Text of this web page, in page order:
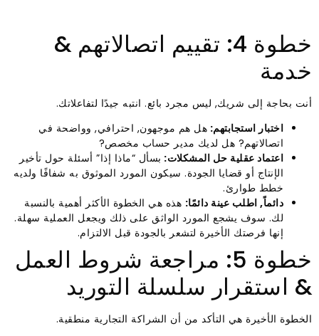
خطوة 4: تقييم اتصالاتهم &
خدمة
أنت بحاجة إلى شريك, ليس مجرد بائع. انتبه جيدًا لتفاعلاتك.
اختبار استجابتهم: هل هم موجهون, احترافي, وواضحة في
اتصالاتهم? هل لديك مدير حساب مخصص?
اعتماد عقلية حل المشكلات: بسأل “ماذا إذا” أسئلة حول تأخير
الإنتاج أو قضايا الجودة. سيكون المورد الموثوق به شفافًا ولديه
خطط طوارئ.
دائماً, اطلب عينة دائمًا: هذه هي الخطوة الأكثر أهمية بالنسبة
لك. سوف يشجع المورد الواثق على ذلك ويجعل العملية سهلة.
إنها فرصتك الأخيرة لتشعر بالجودة قبل الالتزام.
خطوة 5: مراجعة شروط العمل
& استقرار سلسلة التوريد
الخطوة الأخيرة هي التأكد من أن الشراكة التجارية منطقية.